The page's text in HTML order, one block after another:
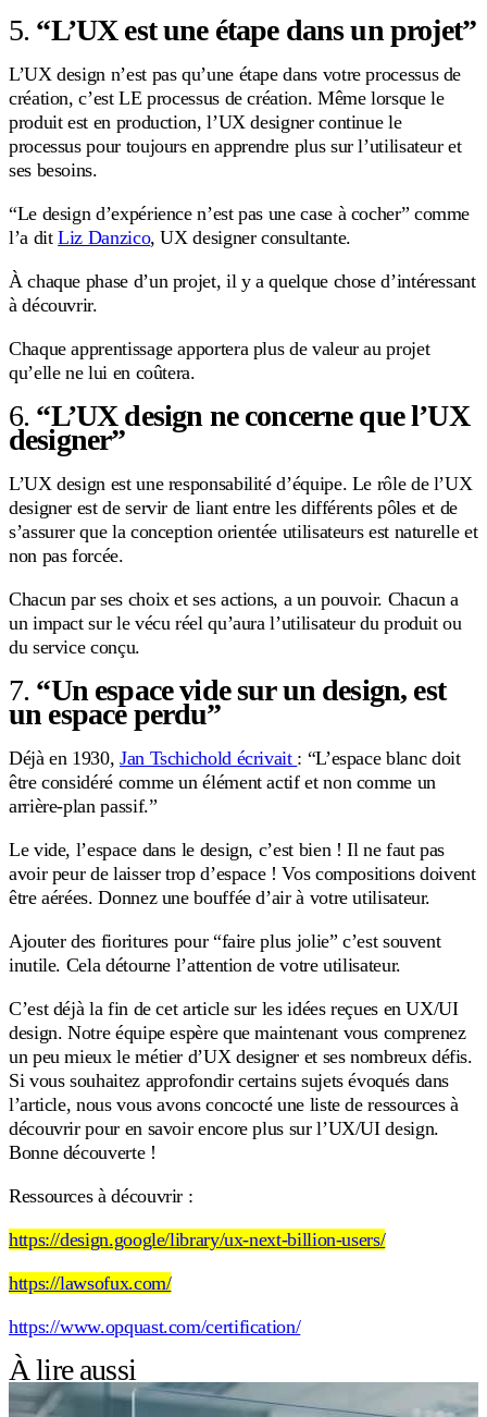
5. “L’UX est une étape dans un projet”
L’UX design n’est pas qu’une étape dans votre processus de
création, c’est LE processus de création. Même lorsque le
produit est en production, l’UX designer continue le
processus pour toujours en apprendre plus sur l’utilisateur et
ses besoins.
“Le design d’expérience n’est pas une case à cocher” comme
l’a ditLiz Danzico, UX designer consultante.
À chaque phase d’un projet, il y a quelque chose d’intéressant
à découvrir.
Chaque apprentissage apportera plus de valeur au projet
qu’elle ne lui en coûtera.
6. “L’UX design ne concerne que l’UX
designer”
L’UX design est une responsabilité d’équipe. Le rôle de l’UX
designer est de servir de liant entre les différents pôles et de
s’assurer que la conception orientée utilisateurs est naturelle et
non pas forcée.
Chacun par ses choix et ses actions, a un pouvoir. Chacun a
un impact sur le vécu réel qu’aura l’utilisateur du produit ou
du service conçu.
7. “Un espace vide sur un design, est
un espace perdu”
Déjà en 1930, Jan Tschichold écrivait : “L’espace blanc doit
être considéré comme un élément actif et non comme un
arrière-plan passif.”
Le vide, l’espace dans le design, c’est bien ! Il ne faut pas
avoir peur de laisser trop d’espace ! Vos compositions doivent
être aérées. Donnez une bouffée d’air à votre utilisateur.
Ajouter des fioritures pour “faire plus jolie” c’est souvent
inutile. Cela détourne l’attention de votre utilisateur.
C’est déjà la fin de cet article sur les idées reçues en UX/UI
design. Notre équipe espère que maintenant vous comprenez
un peu mieux le métier d’UX designer et ses nombreux défis.
Si vous souhaitez approfondir certains sujets évoqués dans
l’article, nous vous avons concocté une liste de ressources à
découvrir pour en savoir encore plus sur l’UX/UI design.
Bonne découverte !
Ressources à découvrir :
https://design.google/library/ux-next-billion-users/
https://lawsofux.com/
https://www.opquast.com/certification/
À lire aussi